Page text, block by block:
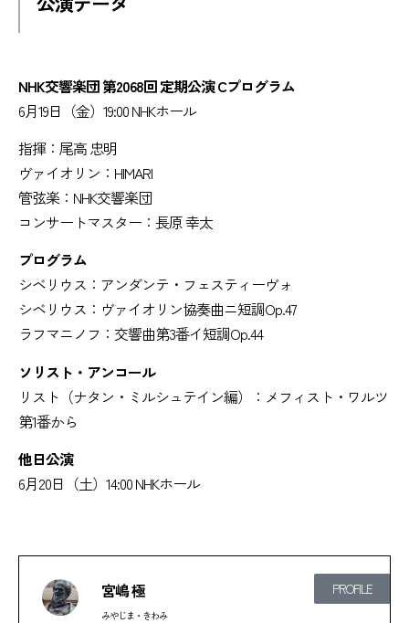
NHK交響楽団 第2068回 定期公演 Cプログラム
6月19日（金）19:00 NHKホール
指揮：尾高 忠明
ヴァイオリン：HIMARI
管弦楽：NHK交響楽団
コンサートマスター：長原 幸太
プログラム
シベリウス：アンダンテ・フェスティーヴォ
シベリウス：ヴァイオリン協奏曲ニ短調Op.47
ラフマニノフ：交響曲第3番イ短調Op.44
ソリスト・アンコール
リスト（ナタン・ミルシュテイン編）：メフィスト・ワルツ
第1番から
他日公演
6月20日（土）14:00 NHKホール
PROFILE
宮嶋 極
みやじま・きわみ